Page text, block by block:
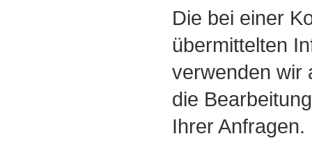
Die bei einer
übermittelten
verwenden wir
die
Ihrer Anfragen.